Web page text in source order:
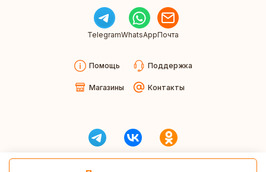
TelegramWhatsAppПочта
Помощь Поддержка
Магазины Контакты